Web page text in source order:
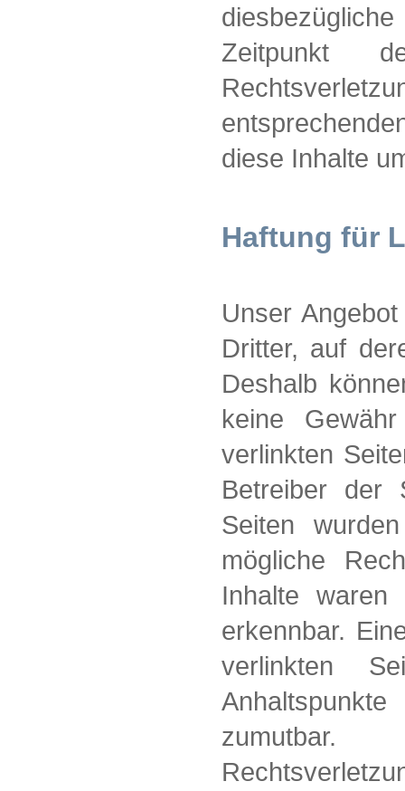
Zeitpunkt
diese Inhalte
Haftung für
Unser
Dritter, auf
Deshalb
keine
verlinkten
Betreiber der
Seiten
mögliche
Inhalte waren
erkennbar.
verlinkten